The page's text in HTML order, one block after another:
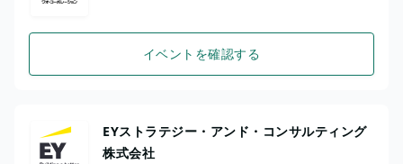
イベントを確認する
EYストラテジー・アンド・コンサルティング
株式会社